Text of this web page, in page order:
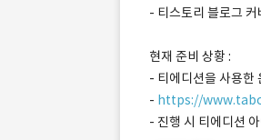
- 티스토리 블로그
현재 준비 상황 :
- 티에디션을 사용한
- https://
- 진행 시 티에디션